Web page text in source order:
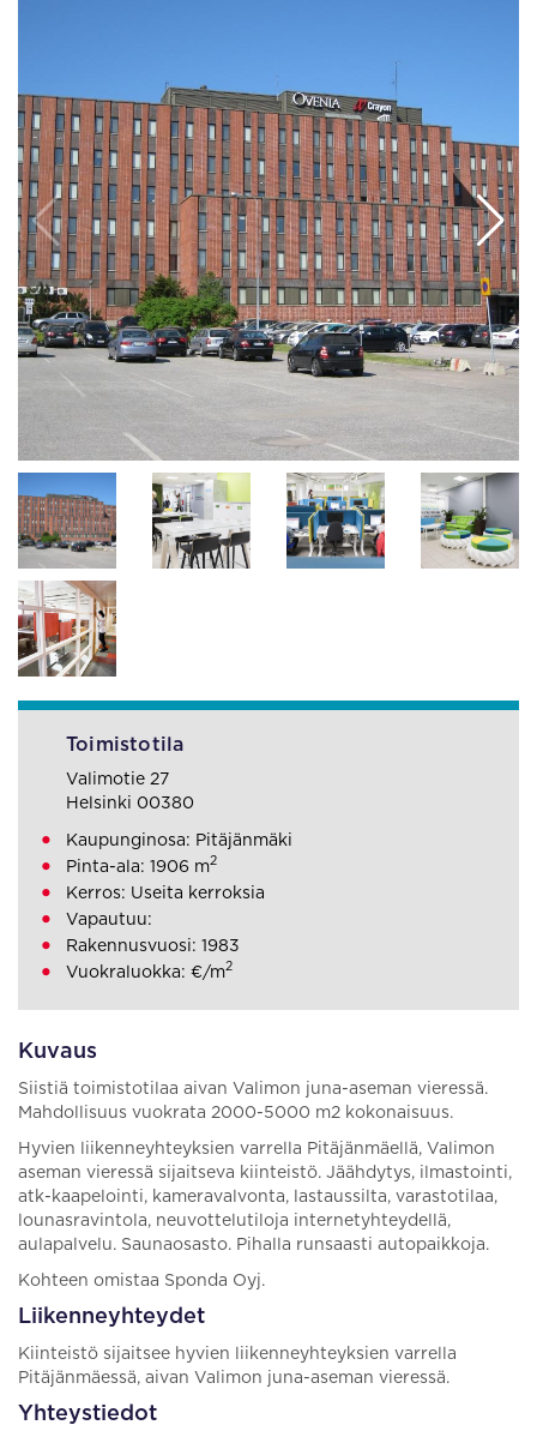
Kuvaus
Siistiä toimistotilaa aivan Valimon juna-aseman vieressä.
Mahdollisuus vuokrata 2000-5000 m2 kokonaisuus.
Hyvien liikenneyhteyksien varrella Pitäjänmäellä, Valimon
aseman vieressä sijaitseva kiinteistö. Jäähdytys, ilmastointi,
atk-kaapelointi, kameravalvonta, lastaussilta, varastotilaa,
lounasravintola, neuvottelutiloja internetyhteydellä,
aulapalvelu. Saunaosasto. Pihalla runsaasti autopaikkoja.
Kohteen omistaa Sponda Oyj.
Liikenneyhteydet
Kiinteistö sijaitsee hyvien liikenneyhteyksien varrella
Pitäjänmäessä, aivan Valimon juna-aseman vieressä.
Yhteystiedot
Toimistotila
Valimotie 27
Helsinki 00380
Kaupunginosa: Pitäjänmäki
Pinta-ala: 1906 m2
Kerros: Useita kerroksia
Vapautuu:
Rakennusvuosi: 1983
Vuokraluokka: €/m2